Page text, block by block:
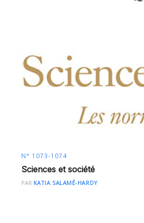
N° 1073-1074
Sciences et société
PAR KATIA SALAMÉ-HARDY